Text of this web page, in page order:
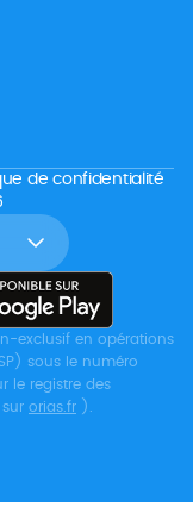
de confidentialité
exclusif en opérations
sous le numéro
le registre des
orias.fr ).